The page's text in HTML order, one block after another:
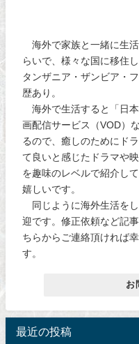
海外で家族と一緒に生活
らいで、様々な国に移住
タンザニア・ザンビア・
歴あり。
海外で生活すると「日
画配信サービス（VOD）
るので、癒しのためにド
て良いと感じたドラマや
を趣味のレベルで紹介し
嬉しいです。
同じように海外生活を
迎です。修正依頼など記
ちらからご連絡頂ければ
す。
お
最近の投稿